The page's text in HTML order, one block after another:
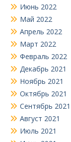
Июнь 2022
Май 2022
Апрель 2022
Март 2022
Февраль 2022
Декабрь 2021
Ноябрь 2021
Октябрь 2021
Сентябрь 2021
Август 2021
Июль 2021